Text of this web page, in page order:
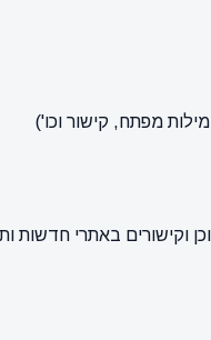
מפתח, קישור וכו')